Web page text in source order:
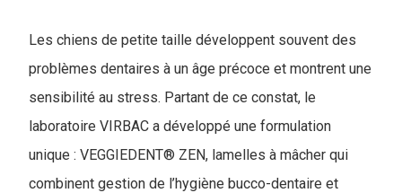
Les chiens de petite taille développent souvent des
problèmes dentaires à un âge précoce et montrent une
sensibilité au stress. Partant de ce constat, le
laboratoire VIRBAC a développé une formulation
unique : VEGGIEDENT® ZEN, lamelles à mâcher qui
combinent gestion de l’hygiène bucco-dentaire et